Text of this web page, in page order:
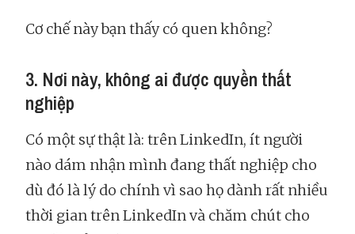
Cơ chế này bạn thấy có quen không?
3. Nơi này, không ai được quyền thất
nghiệp
Có một sự thật là: trên LinkedIn, ít người
nào dám nhận mình đang thất nghiệp cho
dù đó là lý do chính vì sao họ dành rất nhiều
thời gian trên LinkedIn và chăm chút cho